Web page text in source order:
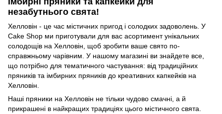
незабутнього свята!
Хелловін - це час містичних пригод і солодких задоволень. У
Cake Shop ми приготували для вас асортимент унікальних
солодощів на Хелловін, щоб зробити ваше свято по-
справжньому чарівним. У нашому магазині ви знайдете все,
що потрібно для тематичного частування: від традиційних
пряників та імбирних пряників до креативних капкейків на
Хелловін.
Наші пряники на Хелловін не тільки чудово смачні, а й
прикрашені в найкращих традиціях цього містичного свята.